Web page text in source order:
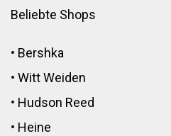
Beliebte Shops
• Bershka
• Witt Weiden
• Hudson Reed
• Heine